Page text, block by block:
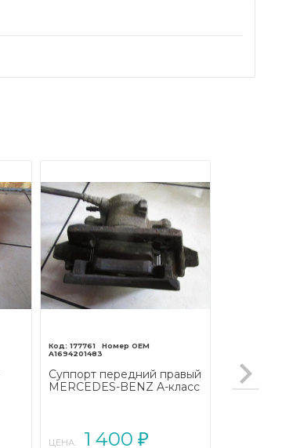
177761
A1694201483
Суппорт передний правый
MERCEDES-BENZ A-класс
ЦЕНА: 1 400 ₽